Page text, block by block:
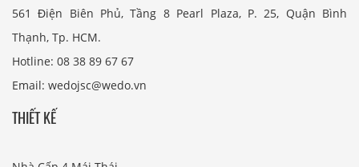
561 Điện Biên Phủ, Tầng 8 Pearl Plaza, P. 25, Quận Bình
Thạnh, Tp. HCM.
Hotline: 08 38 89 67 67
Email: wedojsc@wedo.vn
THIẾT KẾ